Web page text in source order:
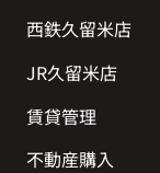
西鉄久留米店
JR久留米店
賃貸管理
不動産購入